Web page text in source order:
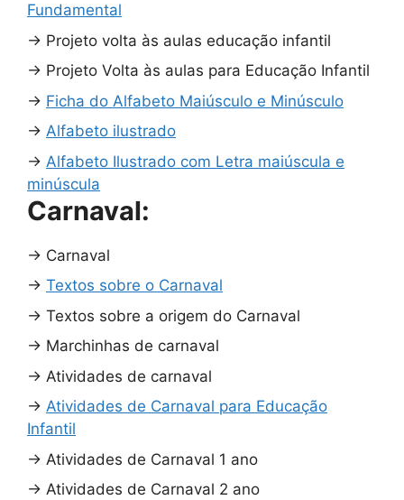
Fundamental
→ Projeto volta às aulas educação infantil
→ Projeto Volta às aulas para Educação Infantil
→ Ficha do Alfabeto Maiúsculo e Minúsculo
→ Alfabeto ilustrado
→ Alfabeto Ilustrado com Letra maiúscula e
minúscula
Carnaval:
→ Carnaval
→ Textos sobre o Carnaval
→ Textos sobre a origem do Carnaval
→ Marchinhas de carnaval
→ Atividades de carnaval
→ Atividades de Carnaval para Educação
Infantil
→ Atividades de Carnaval 1 ano
→ Atividades de Carnaval 2 ano